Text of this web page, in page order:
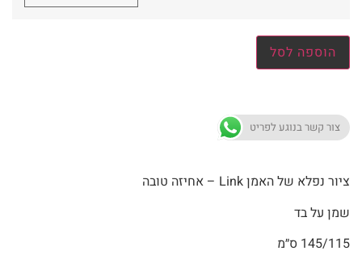
הוספה לסל
צור קשר בנוגע לפריט
ציור נפלא של האמן Link – אחיזה טובה
שמן על בד
145/115 ס״מ